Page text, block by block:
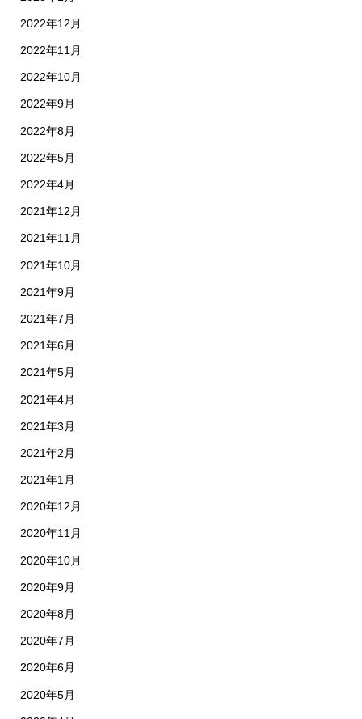
2022年12月
2022年11月
2022年10月
2022年9月
2022年8月
2022年5月
2022年4月
2021年12月
2021年11月
2021年10月
2021年9月
2021年7月
2021年6月
2021年5月
2021年4月
2021年3月
2021年2月
2021年1月
2020年12月
2020年11月
2020年10月
2020年9月
2020年8月
2020年7月
2020年6月
2020年5月